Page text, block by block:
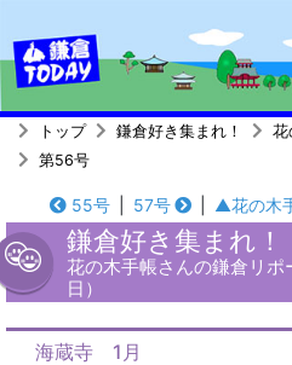
トップ 鎌倉好き集まれ！
花
第56号
55号 57号 ▲花の木
鎌倉好き集まれ！
花の木手帳さんの鎌倉リ
日）
海蔵寺 1月